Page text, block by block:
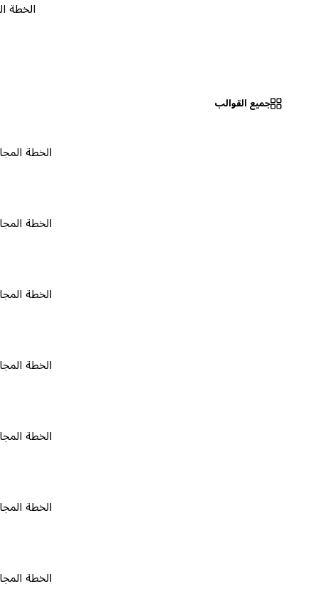
الخطة المجانية
جميع القوالب
الخطة المجانية ٠
الخطة المجانية ٠
الخطة المجانية ٠
الخطة المجانية ٠
الخطة المجانية ٠
الخطة المجانية ٠
الخطة المجانية ٠